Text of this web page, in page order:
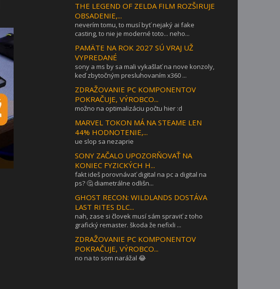
THE LEGEND OF ZELDA FILM ROZŠIRUJE
OBSADENIE,...
neverím tomu, to musí byť nejaký ai fake
casting, to nie je moderné toto... neho...
PAMÄTE NA ROK 2027 SÚ VRAJ UŽ
VYPREDANÉ
sony a ms by sa mali vykašlať na nove konzoly,
keď zbytočným presluhovaním x360 ...
ZDRAŽOVANIE PC KOMPONENTOV
POKRAČUJE, VÝROBCO...
možno na optimalizáciu počtu hier :d
MARVEL TOKON MÁ NA STEAME LEN
44% HODNOTENIE,...
ue slop sa nezaprie
SONY ZAČALO UPOZORŇOVAŤ NA
KONIEC FYZICKÝCH H...
fakt ideš porovnávať digital na pc a digital na
ps? 🤔 diametrálne odlišn...
GHOST RECON: WILDLANDS DOSTÁVA
LAST RITES DLC...
nah, zase si človek musí sám spraviť z toho
grafický remaster. škoda že nefixli ...
ZDRAŽOVANIE PC KOMPONENTOV
POKRAČUJE, VÝROBCO...
no na to som narážal 😂